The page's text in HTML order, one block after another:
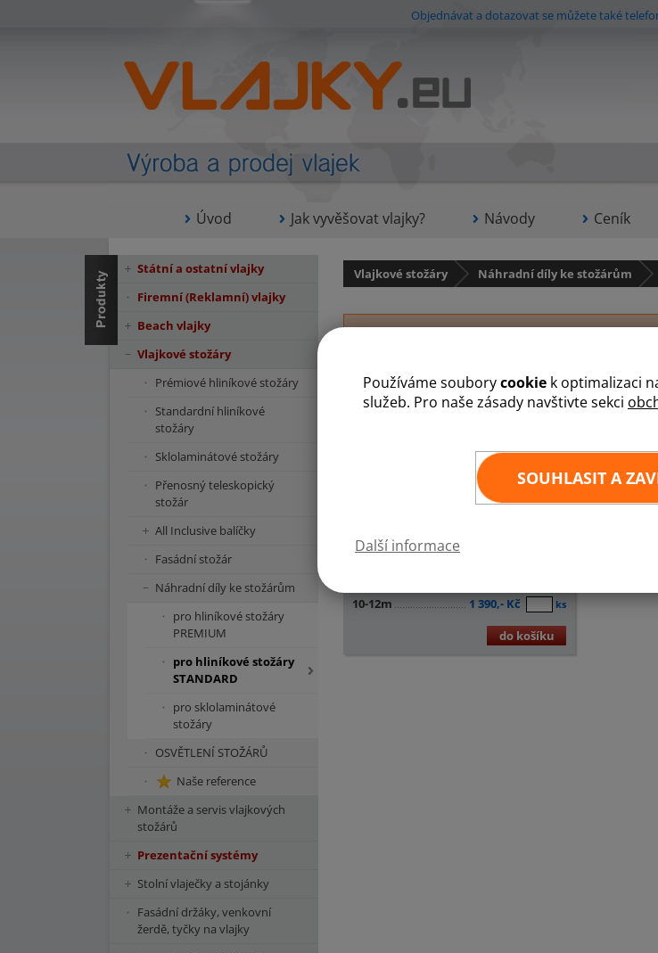
Používáme souborycookie k optimalizaci
služeb. Pro naše zásady navštivte sekci
SOUHLASIT A
Další informace
Objednávat a dotazovat se můžete také
Úvod Jak vyvěšovat vlajky? Návody Ceník
Vlajkové stožáry Náhradní díly ke stožárům
D K L
Vrchní část sklopné patky
10-12m 1 390,- Kč ks
do košíku
Státní a ostatní vlajky
Firemní (Reklamní) vlajky
Beach vlajky
Vlajkové stožáry
Prémiové hliníkové stožáry
Standardní hliníkové
stožáry
Sklolaminátové stožáry
Přenosný teleskopický
stožár
All Inclusive balíčky
Fasádní stožár
Náhradní díly ke stožárům
pro hliníkové stožáry
PREMIUM
pro hliníkové stožáry
STANDARD
pro sklolaminátové
stožáry
OSVĚTLENÍ STOŽÁRŮ
Naše reference
Montáže a servis vlajkových
stožárů
Prezentační systémy
Stolní vlaječky a stojánky
Fasádní držáky, venkovní
žerdě, tyčky na vlajky